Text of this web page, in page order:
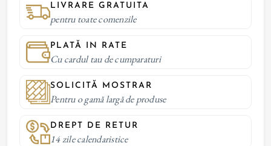
LIVRARE GRATUITA
pentru toate comenzile
PLATĂ IN RATE
Cu cardul tau de cumparaturi
SOLICITĂ MOSTRAR
Pentru o gamă largă de produse
DREPT DE RETUR
14 zile calendaristice